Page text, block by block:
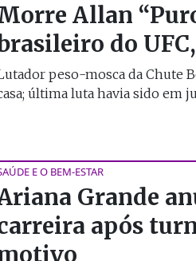
Allan
do
peso-mosca da Chute
última luta havia sido em
E O BEM-ESTAR
Grande
após